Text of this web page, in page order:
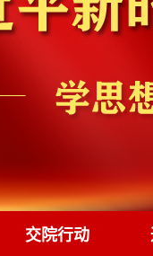
交院行动